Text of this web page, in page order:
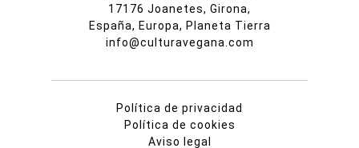
17176 Joanetes, Girona,
España, Europa, Planeta Tierra
info@culturavegana.com
Política de privacidad
Política de cookies
Aviso legal